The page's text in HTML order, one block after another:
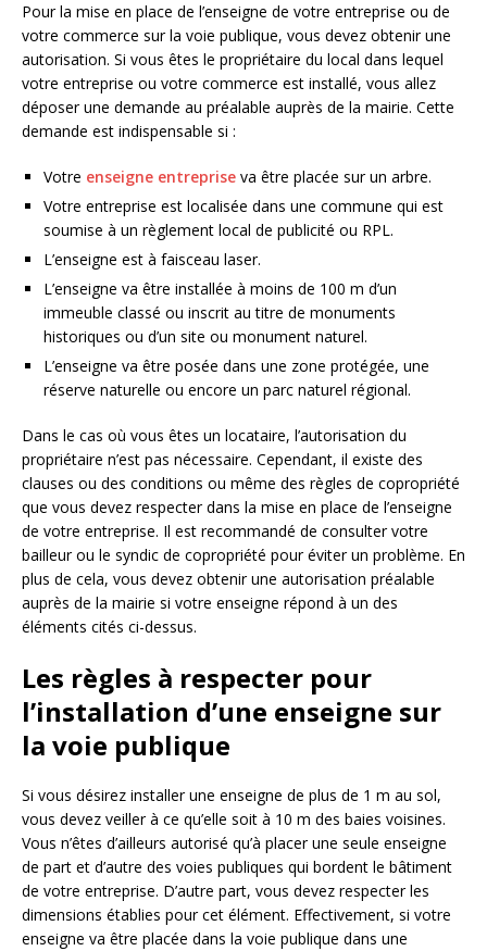
Pour la mise en place de l’enseigne de votre entreprise ou de
votre commerce sur la voie publique, vous devez obtenir une
autorisation. Si vous êtes le propriétaire du local dans lequel
votre entreprise ou votre commerce est installé, vous allez
déposer une demande au préalable auprès de la mairie. Cette
demande est indispensable si :
Votre enseigne entreprise va être placée sur un arbre.
Votre entreprise est localisée dans une commune qui est
soumise à un règlement local de publicité ou RPL.
L’enseigne est à faisceau laser.
L’enseigne va être installée à moins de 100 m d’un
immeuble classé ou inscrit au titre de monuments
historiques ou d’un site ou monument naturel.
L’enseigne va être posée dans une zone protégée, une
réserve naturelle ou encore un parc naturel régional.
Dans le cas où vous êtes un locataire, l’autorisation du
propriétaire n’est pas nécessaire. Cependant, il existe des
clauses ou des conditions ou même des règles de copropriété
que vous devez respecter dans la mise en place de l’enseigne
de votre entreprise. Il est recommandé de consulter votre
bailleur ou le syndic de copropriété pour éviter un problème. En
plus de cela, vous devez obtenir une autorisation préalable
auprès de la mairie si votre enseigne répond à un des
éléments cités ci-dessus.
Les règles à respecter pour
l’installation d’une enseigne sur
la voie publique
Si vous désirez installer une enseigne de plus de 1 m au sol,
vous devez veiller à ce qu’elle soit à 10 m des baies voisines.
Vous n’êtes d’ailleurs autorisé qu’à placer une seule enseigne
de part et d’autre des voies publiques qui bordent le bâtiment
de votre entreprise. D’autre part, vous devez respecter les
dimensions établies pour cet élément. Effectivement, si votre
enseigne va être placée dans la voie publique dans une